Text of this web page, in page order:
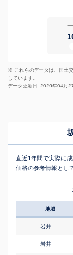
※ これらのデータは、国土
しています。
データ更新日: 2026年04月
直近1年間で実際に
価格の参考情報とし
地域
岩井
岩井